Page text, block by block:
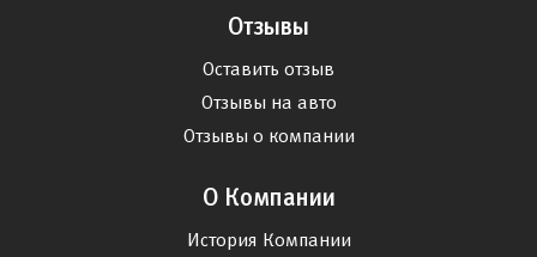
Отзывы
Оставить отзыв
Отзывы на авто
Отзывы о компании
О Компании
История Компании